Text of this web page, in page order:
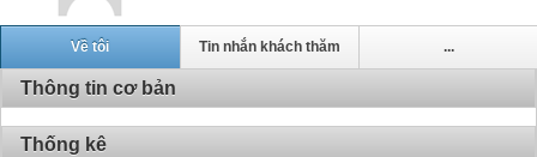
Về tôi Tin nhắn khách thăm ...
Thông tin cơ bản
Thống kê